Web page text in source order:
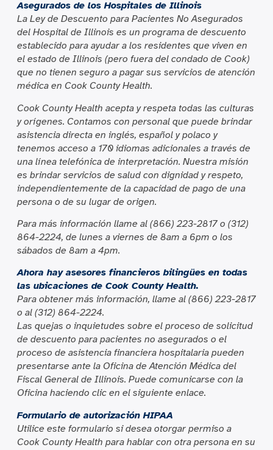
Asegurados de los Hospitales de Illinois
La Ley de Descuento para Pacientes No Asegurados
del Hospital de Illinois es un programa de descuento
establecido para ayudar a los residentes que viven en
el estado de Illinois (pero fuera del condado de Cook)
que no tienen seguro a pagar sus servicios de atención
médica en Cook County Health.
Cook County Health acepta y respeta todas las culturas
y orígenes. Contamos con personal que puede brindar
asistencia directa en inglés, español y polaco y
tenemos acceso a 170 idiomas adicionales a través de
una línea telefónica de interpretación. Nuestra misión
es brindar servicios de salud con dignidad y respeto,
independientemente de la capacidad de pago de una
persona o de su lugar de origen.
Para más información llame al (866) 223-2817 o (312)
864-2224, de lunes a viernes de 8am a 6pm o los
sábados de 8am a 4pm.
Ahora hay asesores financieros bilingües en todas
las ubicaciones de Cook County Health.
Para obtener más información, llame al (866) 223-2817
o al (312) 864-2224.
Las quejas o inquietudes sobre el proceso de solicitud
de descuento para pacientes no asegurados o el
proceso de asistencia financiera hospitalaria pueden
presentarse ante la Oficina de Atención Médica del
Fiscal General de Illinois. Puede comunicarse con la
Oficina haciendo clic en el siguiente enlace.
Formulario de autorización HIPAA
Utilice este formulario si desea otorgar permiso a
Cook County Health para hablar con otra persona en su